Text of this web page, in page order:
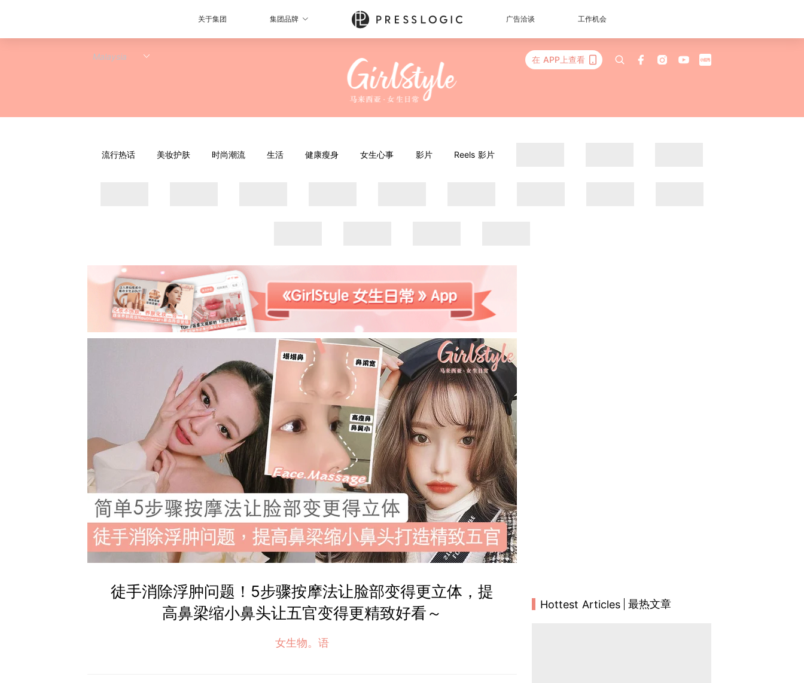
关于集团 集团品牌 广告洽谈 工作机会
在 APP上查看
流行热话 美妆护肤 时尚潮流 生活 健康瘦身 女生心事 影片 Reels 影片
徒手消除浮肿问题！5步骤按摩法让脸部变得更立体，提
高鼻梁缩小鼻头让五官变得更精致好看～
女生物。语
Hottest Articles 最热文章